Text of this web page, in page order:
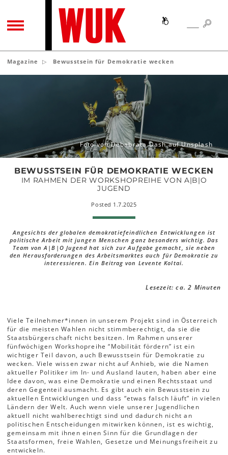
TOGGLE NAVIGATION SEARCH
Magazine Bewusstsein für Demokratie wecken
Foto von Debabrata Dash auf Unsplash
BEWUSSTSEIN FÜR DEMOKRATIE WECKEN
IM RAHMEN DER WORKSHOPREIHE VON A|B|O
JUGEND
Posted 1.7.2025
Angesichts der globalen demokratiefeindlichen Entwicklungen ist
politische Arbeit mit jungen Menschen ganz besonders wichtig. Das
Team von A|B|O Jugend hat sich zur Aufgabe gemacht, sie neben
den Herausforderungen des Arbeitsmarktes auch für Demokratie zu
interessieren. Ein Beitrag von Levente Koltai.
Lesezeit: ca. 2 Minuten
Viele Teilnehmer*innen in unserem Projekt sind in Österreich
für die meisten Wahlen nicht stimmberechtigt, da sie die
Staatsbürgerschaft nicht besitzen. Im Rahmen unserer
fünfwöchigen Workshopreihe “Mobilität fördern” ist ein
wichtiger Teil davon, auch Bewusstsein für Demokratie zu
wecken. Viele wissen zwar nicht auf Anhieb, wie die Namen
aktueller Politiker im In- und Ausland lauten, haben aber eine
Idee davon, was eine Demokratie und einen Rechtsstaat und
deren Gegenteil ausmacht. Es gibt auch ein Bewusstsein zu
aktuellen Entwicklungen und dass “etwas falsch läuft” in vielen
Ländern der Welt. Auch wenn viele unserer Jugendlichen
aktuell nicht wahlberechtigt sind und dadurch nicht an
politischen Entscheidungen mitwirken können, ist es wichtig,
gemeinsam mit ihnen einen Sinn für die Grundlagen der
Staatsformen, freie Wahlen, Gesetze und Meinungsfreiheit zu
entwickeln.